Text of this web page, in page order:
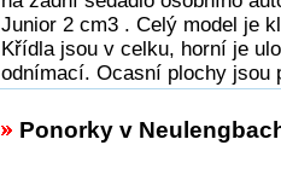
Junior 2 cm3 . Celý model je
Křídla jsou v celku, horní je
odnímací. Ocasní plochy jsou
Ponorky v